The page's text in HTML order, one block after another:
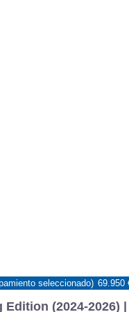
Edition (2024-2026) |
seleccionado) 69.950